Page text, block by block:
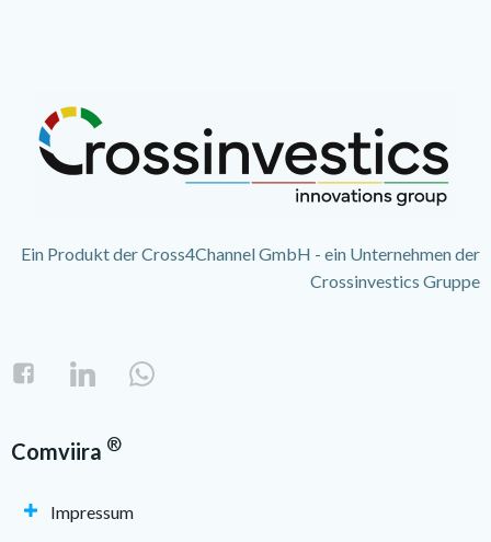
Ein Produkt der Cross4Channel GmbH - ein Unternehmen der
Crossinvestics Gruppe
Comviira ®
Impressum